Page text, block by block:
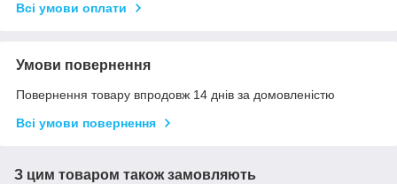
Всі умови оплати
Умови повернення
Повернення товару впродовж 14 днів за домовленістю
Всі умови повернення
З цим товаром також замовляють